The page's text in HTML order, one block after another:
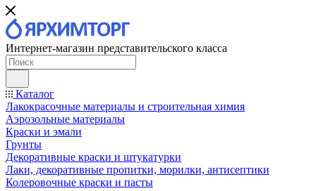
Интернет-магазин представительского класса
Каталог
Лакокрасочные материалы и строительная химия
Аэрозольные материалы
Краски и эмали
Грунты
Декоративные краски и штукатурки
Лаки, декоративные пропитки, морилки, антисептики
Колеровочные краски и пасты